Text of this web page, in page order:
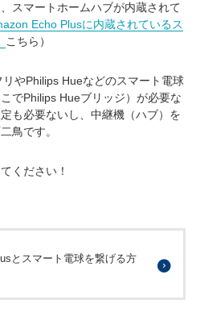
スマートホームハブが内蔵されて
Echo Plusに内蔵されているス
こちら）
やPhilips Hueなどのスマート電球
でPhilips Hueブリッジ）が必要な
も必要ないし、中継機（ハブ）を
鳥です。
ください！
とスマート電球を繋げる方